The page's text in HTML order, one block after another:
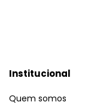
Institucional
Quem somos